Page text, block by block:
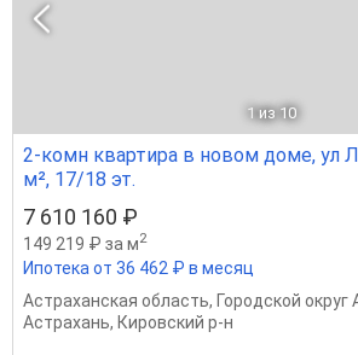
1 из 10
2-комн квартира в новом доме, ул
м², 17/18 эт.
7 610 160 ₽
149 219 ₽ за м2
Ипотека от 36 462 ₽ в месяц
Астраханская область, Городской округ
Астрахань, Кировский р-н